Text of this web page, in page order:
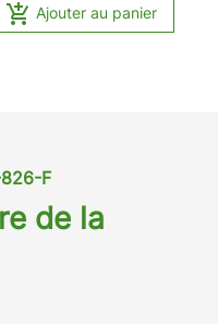
 Ajouter au panier
F
de la